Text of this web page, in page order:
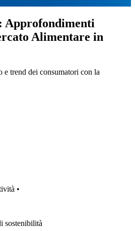
Approfondimenti
Alimentare in
e trend dei consumatori con la
•
sostenibilità